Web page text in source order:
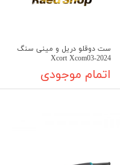
ست دوقلو دریل و مینی سنگ
Xcort Xcom03-2024
اتمام موجودی